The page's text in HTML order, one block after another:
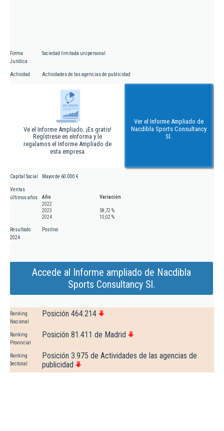
Forma
Jurídica
Sociedad limitada unipersonal
Actividad Actividades de las agencias de publicidad
Ve el Informe Ampliado. ¡Es gratis!
Regístrese en eInforma y le
regalamos el Informe Ampliado de
esta empresa
Ver el Informe Ampliado de
Nacdibla Sports Consultancy
Sl.
Capital Social Mayor de 60.000 €
Ventas
últimos años
Año
Variación
2022
2023
58,72 %
2024
10,02 %
Resultado
2024
Positivo
Accede al Informe ampliado de Nacdibla
Sports Consultancy Sl.
Ranking
Nacional
Posición 464.214
Ranking
Provincial
Posición 81.411 de Madrid
Ranking
Sectorial
Posición 3.975 de Actividades de las agencias de
publicidad